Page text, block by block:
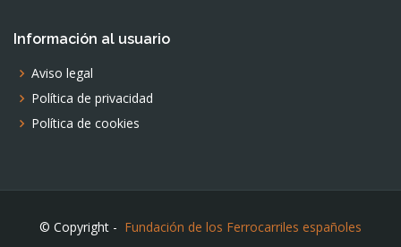
Información al usuario
Aviso legal
Política de privacidad
Política de cookies
© Copyright - Fundación de los Ferrocarriles españoles